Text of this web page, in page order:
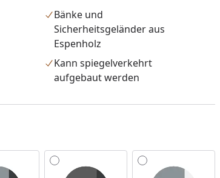
Bänke und
Sicherheitsgeländer aus
Espenholz
Kann spiegelverkehrt
aufgebaut werden